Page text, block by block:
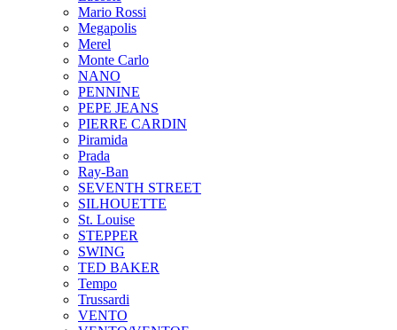
Mario Rossi
Megapolis
Merel
Monte Carlo
NANO
PENNINE
PEPE JEANS
PIERRE CARDIN
Piramida
Prada
Ray-Ban
SEVENTH STREET
SILHOUETTE
St. Louise
STEPPER
SWING
TED BAKER
Tempo
Trussardi
VENTO